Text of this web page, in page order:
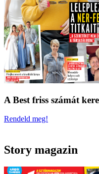
A Best friss számát
Rendeld meg!
Story magazin